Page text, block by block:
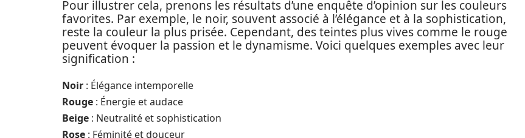
Pour illustrer cela, prenons les résultats d’une enquête d’opinion sur les couleurs
favorites. Par exemple, le noir, souvent associé à l’élégance et à la sophistication,
reste la couleur la plus prisée. Cependant, des teintes plus vives comme le rouge
peuvent évoquer la passion et le dynamisme. Voici quelques exemples avec leur
signification :
Noir : Élégance intemporelle
Rouge : Énergie et audace
Beige : Neutralité et sophistication
Rose : Féminité et douceur